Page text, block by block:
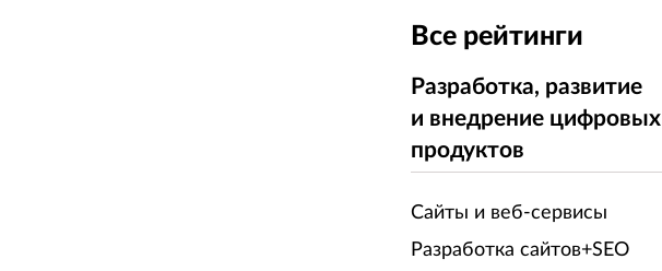
Все рейтинги
Разработка, развитие
и внедрение цифровых
продуктов
Сайты и веб-сервисы
Разработка сайтов+SEO